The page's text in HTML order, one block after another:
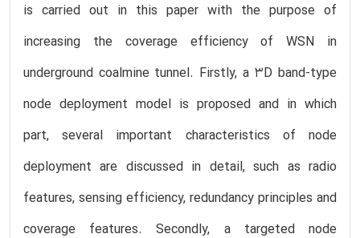
is carried out in this paper with the purpose of
increasing the coverage efficiency of WSN in
underground coalmine tunnel. Firstly, a 3D band-type
node deployment model is proposed and in which
part, several important characteristics of node
deployment are discussed in detail, such as radio
features, sensing efficiency, redundancy principles and
coverage features. Secondly, a targeted node